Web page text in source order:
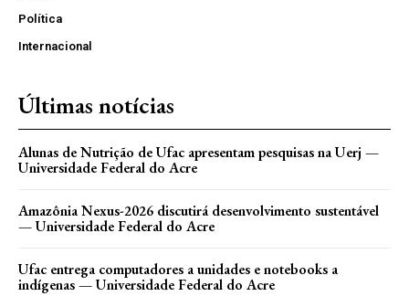
Política
Internacional
Últimas notícias
Alunas de Nutrição de Ufac apresentam pesquisas na Uerj —
Universidade Federal do Acre
Amazônia Nexus-2026 discutirá desenvolvimento sustentável
— Universidade Federal do Acre
Ufac entrega computadores a unidades e notebooks a
indígenas — Universidade Federal do Acre